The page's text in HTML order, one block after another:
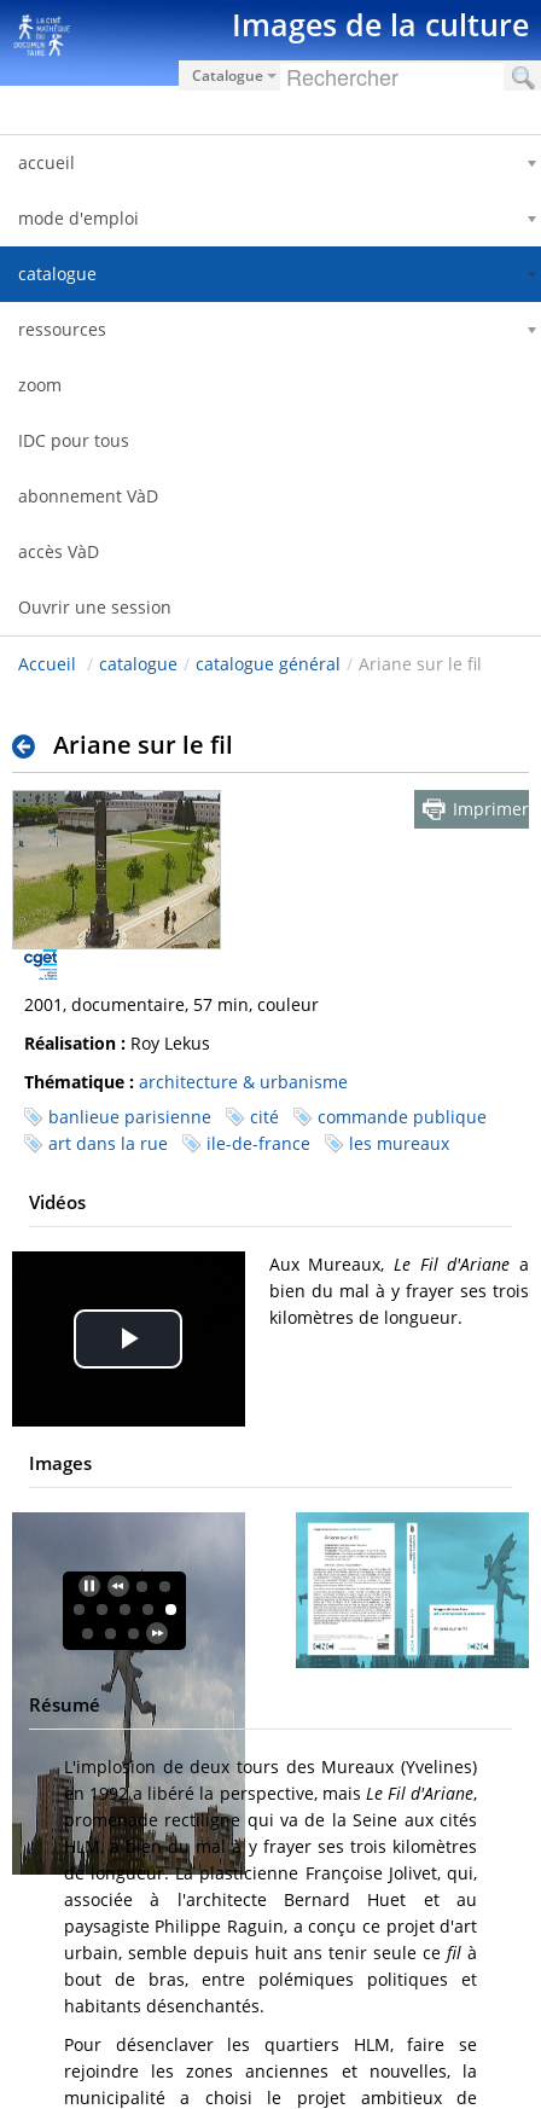
Saut au contenu Images de la culture
Catalogue
accueil
mode d'emploi
catalogue
ressources
zoom
IDC pour tous
abonnement VàD
accès VàD
Ouvrir une session
Accueil / catalogue / catalogue général / Ariane sur le fil
Ariane sur le fil
Imprimer
2001, documentaire, 57 min, couleur
Réalisation : Roy Lekus
Thématique : architecture & urbanisme
banlieue parisienne
cité
commande publique
art dans la rue
ile-de-france les mureaux
Vidéos
Play
Video
Aux Mureaux, Le Fil d'Arianea
bien du mal à y frayer ses trois
kilomètres de longueur.
Images
Résumé
L'implosion de deux tours des Mureaux (Yvelines)
en 1992 a libéré la perspective, mais Le Fil d'Ariane,
promenade rectiligne qui va de la Seine aux cités
HLM, a bien du mal à y frayer ses trois kilomètres
de longueur. La plasticienne Françoise Jolivet, qui,
associée à l'architecte Bernard Huet et au
paysagiste Philippe Raguin, a conçu ce projet d'art
urbain, semble depuis huit ans tenir seule cefil à
bout de bras, entre polémiques politiques et
habitants désenchantés.
Pour désenclaver les quartiers HLM, faire se
rejoindre les zones anciennes et nouvelles, la
municipalité a choisi le projet ambitieux de